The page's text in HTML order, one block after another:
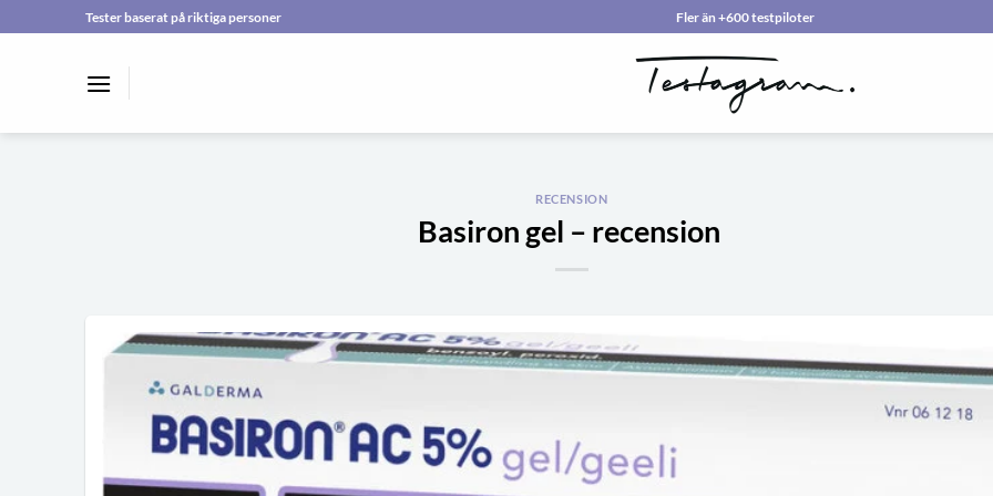
to
Tester baserat på riktiga personer Fler än +600 testpiloter
RECENSION
Basiron gel – recension